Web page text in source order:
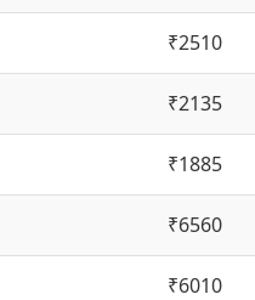
₹2510
₹2135
₹1885
₹6560
₹6010